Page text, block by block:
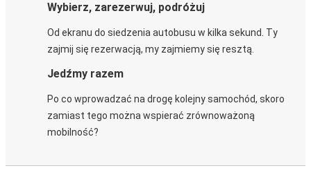
Wybierz, zarezerwuj, podróżuj
Od ekranu do siedzenia autobusu w kilka sekund. Ty
zajmij się rezerwacją, my zajmiemy się resztą.
Jedźmy razem
Po co wprowadzać na drogę kolejny samochód, skoro
zamiast tego można wspierać zrównoważoną
mobilność?